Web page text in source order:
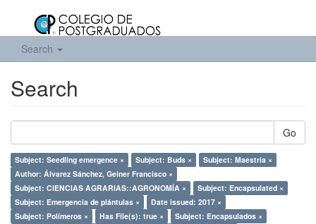
Search
Search
Go
Subject: Seedling emergence × Subject: Buds ×
Subject: Maestría ×
Author: Álvarez Sánchez, Geiner Francisco ×
Subject: CIENCIAS AGRARIAS::AGRONOMÍA ×
Subject: Encapsulated ×
Subject: Emergencia de plántulas ×
Date issued: 2017 ×
Subject: Polímeros ×
Has File(s): true ×
Subject: Encapsulados ×